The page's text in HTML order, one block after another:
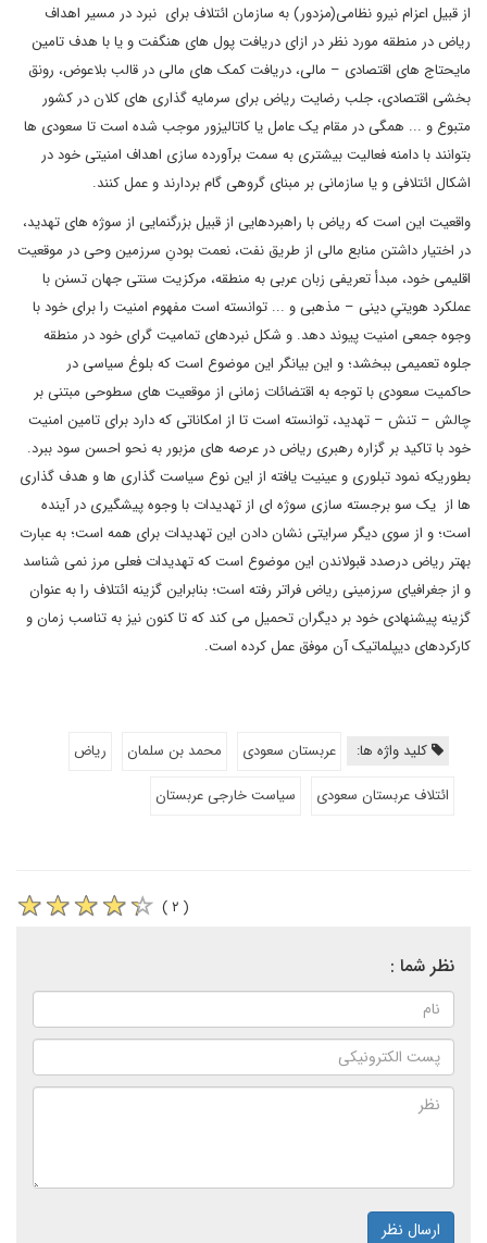
از قبیل اعزام نیرو نظامی(مزدور) به سازمان ائتلاف برای نبرد در مسیر اهداف
ریاض در منطقه مورد نظر در ازای دریافت پول های هنگفت و یا با هدف تامین
مایحتاج های اقتصادی – مالی، دریافت کمک های مالی در قالب بلاعوض، رونق
بخشی اقتصادی، جلب رضایت ریاض برای سرمایه گذاری های کلان در کشور
متبوع و ... همگی در مقام یک عامل یا کاتالیزور موجب شده است تا سعودی ها
بتوانند با دامنه فعالیت بیشتری به سمت برآورده سازی اهداف امنیتی خود در
اشکال ائتلافی و یا سازمانی بر مبنای گروهی گام بردارند و عمل کنند.
واقعیت این است که ریاض با راهبردهایی از قبیل بزرگنمایی از سوژه های تهدید،
در اختیار داشتن منابع مالی از طریق نفت، نعمت بودنِ سرزمین وحی در موقعیت
اقلیمی خود، مبدأ تعریفی زبان عربی به منطقه، مرکزیت سنتی جهان تسنن با
عملکرد هویتیِ دینی – مذهبی و ... توانسته است مفهوم امنیت را برای خود با
وجوه جمعی امنیت پیوند دهد. و شکل نبردهای تمامیت گرای خود در منطقه
جلوه تعمیمی ببخشد؛ و این بیانگر این موضوع است که بلوغ سیاسی در
حاکمیت سعودی با توجه به اقتضائات زمانی از موقعیت های سطوحی مبتنی بر
چالش – تنش – تهدید، توانسته است تا از امکاناتی که دارد برای تامین امنیت
خود با تاکید بر گزاره رهبری ریاض در عرصه های مزبور به نحو احسن سود ببرد.
بطوریکه نمود تبلوری و عینیت یافته از این نوع سیاست گذاری ها و هدف گذاری
ها از یک سو برجسته سازی سوژه ای از تهدیدات با وجوه پیشگیری در آینده
است؛ و از سوی دیگر سرایتی نشان دادن این تهدیدات برای همه است؛ به عبارت
بهتر ریاض درصدد قبولاندن این موضوع است که تهدیدات فعلی مرز نمی شناسد
و از جغرافیای سرزمینی ریاض فراتر رفته است؛ بنابراین گزینه ائتلاف را به عنوان
گزینه پیشنهادی خود بر دیگران تحمیل می کند که تا کنون نیز به تناسب زمان و
کارکردهای دیپلماتیک آن موفق عمل کرده است.
کلید واژه ها: عربستان سعودی محمد بن سلمان
ریاض
ائتلاف عربستان سعودی
سیاست خارجی عربستان
( ۲ )
نظر شما :
ارسال نظر